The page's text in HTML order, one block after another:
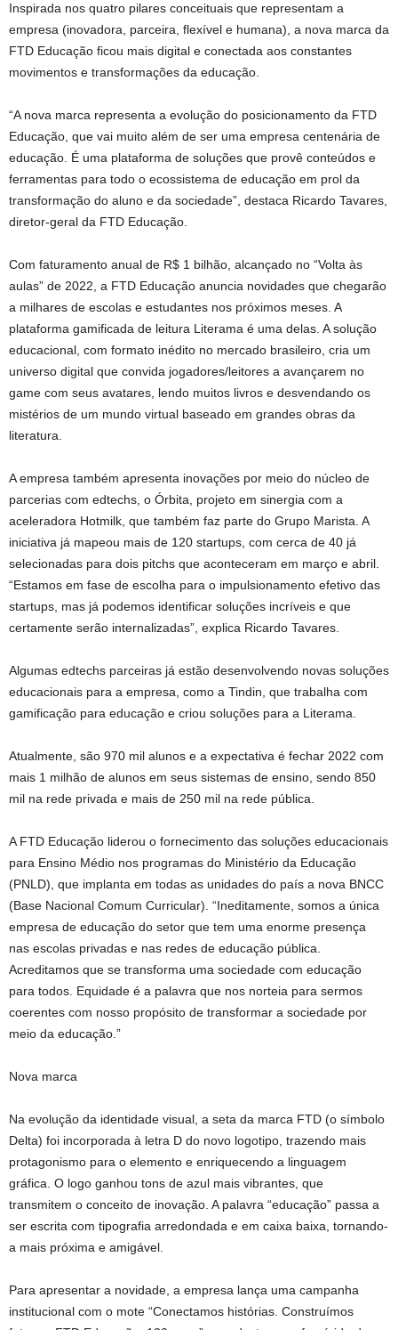
Inspirada nos quatro pilares conceituais que representam a
empresa (inovadora, parceira, flexível e humana), a nova marca da
FTD Educação ficou mais digital e conectada aos constantes
movimentos e transformações da educação.
“A nova marca representa a evolução do posicionamento da FTD
Educação, que vai muito além de ser uma empresa centenária de
educação. É uma plataforma de soluções que provê conteúdos e
ferramentas para todo o ecossistema de educação em prol da
transformação do aluno e da sociedade”, destaca Ricardo Tavares,
diretor-geral da FTD Educação.
Com faturamento anual de R$ 1 bilhão, alcançado no “Volta às
aulas” de 2022, a FTD Educação anuncia novidades que chegarão
a milhares de escolas e estudantes nos próximos meses. A
plataforma gamificada de leitura Literama é uma delas. A solução
educacional, com formato inédito no mercado brasileiro, cria um
universo digital que convida jogadores/leitores a avançarem no
game com seus avatares, lendo muitos livros e desvendando os
mistérios de um mundo virtual baseado em grandes obras da
literatura.
A empresa também apresenta inovações por meio do núcleo de
parcerias com edtechs, o Órbita, projeto em sinergia com a
aceleradora Hotmilk, que também faz parte do Grupo Marista. A
iniciativa já mapeou mais de 120 startups, com cerca de 40 já
selecionadas para dois pitchs que aconteceram em março e abril.
“Estamos em fase de escolha para o impulsionamento efetivo das
startups, mas já podemos identificar soluções incríveis e que
certamente serão internalizadas”, explica Ricardo Tavares.
Algumas edtechs parceiras já estão desenvolvendo novas soluções
educacionais para a empresa, como a Tindin, que trabalha com
gamificação para educação e criou soluções para a Literama.
Atualmente, são 970 mil alunos e a expectativa é fechar 2022 com
mais 1 milhão de alunos em seus sistemas de ensino, sendo 850
mil na rede privada e mais de 250 mil na rede pública.
A FTD Educação liderou o fornecimento das soluções educacionais
para Ensino Médio nos programas do Ministério da Educação
(PNLD), que implanta em todas as unidades do país a nova BNCC
(Base Nacional Comum Curricular). “Ineditamente, somos a única
empresa de educação do setor que tem uma enorme presença
nas escolas privadas e nas redes de educação pública.
Acreditamos que se transforma uma sociedade com educação
para todos. Equidade é a palavra que nos norteia para sermos
coerentes com nosso propósito de transformar a sociedade por
meio da educação.”
Nova marca
Na evolução da identidade visual, a seta da marca FTD (o símbolo
Delta) foi incorporada à letra D do novo logotipo, trazendo mais
protagonismo para o elemento e enriquecendo a linguagem
gráfica. O logo ganhou tons de azul mais vibrantes, que
transmitem o conceito de inovação. A palavra “educação” passa a
ser escrita com tipografia arredondada e em caixa baixa, tornando-
a mais próxima e amigável.
Para apresentar a novidade, a empresa lança uma campanha
institucional com o mote “Conectamos histórias. Construímos